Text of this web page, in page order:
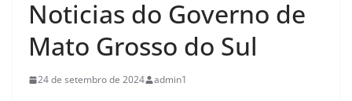
Noticias do Governo de
Mato Grosso do Sul
24 de setembro de 2024 admin1